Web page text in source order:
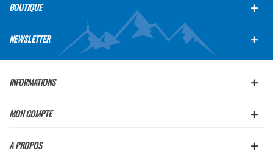
BOUTIQUE
NEWSLETTER
INFORMATIONS
MON COMPTE
A PROPOS